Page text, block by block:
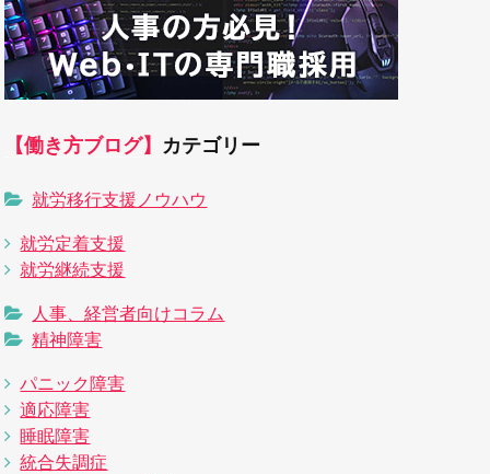
【働き方ブログ】 カテゴリー
就労移行支援ノウハウ
就労定着支援
就労継続支援
人事、経営者向けコラム
精神障害
パニック障害
適応障害
睡眠障害
統合失調症